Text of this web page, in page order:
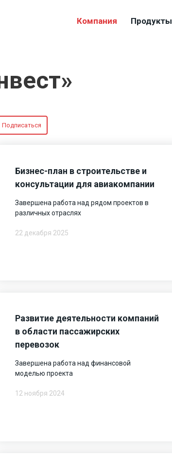
Компания Продукты
Подписаться
Бизнес-план в строительстве и
консультации для авиакомпании
Завершена работа над рядом проектов в
различных отраслях
22 декабря 2025
Развитие деятельности компаний
в области пассажирских
перевозок
Завершена работа над финансовой
моделью проекта
12 ноября 2024